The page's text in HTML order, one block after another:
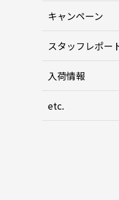
キャンペーン
スタッフレポー
入荷情報
etc.